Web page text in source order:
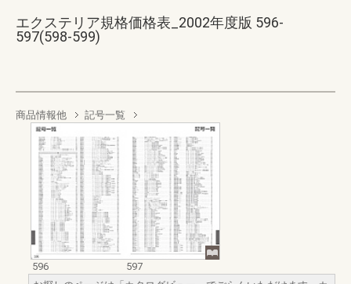
エクステリア規格価格表_2002年度版 596-
597(598-599)
商品情報他 記号一覧
596
597